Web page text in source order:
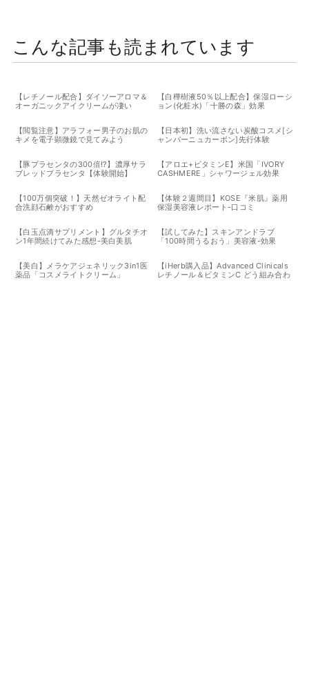
こんな記事も読まれています
【レチノール配合】ダイソーアロマ＆
オーガニックアイクリームが凄い
【白樺樹液50％以上配合】保湿ローシ
ョン(化粧水)「十勝の森」効果
【閲覧注意】アラフォー男子のお肌の
キメを電子顕微鏡で見てみよう
【日本初】洗い流さない炭酸コスメ[シ
ャンパーニュカーボン]先行体験
【豚プラセンタの300倍!?】濃厚サラ
ブレッドプラセンタ【体験開始】
【アロエ+ビタミンE】米国「IVORY
CASHMERE」シャワージェル効果
【100万個突破！】天然ゼオライト配
合洗顔石鹸がおすすめ
【体験２週間目】KOSE『米肌』薬用
保湿美容液レポート-口コミ
【白玉点滴サプリメント】グルタチオ
ン1年間続けてみた感想-美白美肌
【試してみた】スキンアンドラブ
「100時間うるおう」美容液-効果
【美白】メラケアジェネリック3in1医
薬品「コスメライトクリーム」
【iHerb購入品】Advanced Clinicals
レチノール＆ビタミンC どう組み合わ